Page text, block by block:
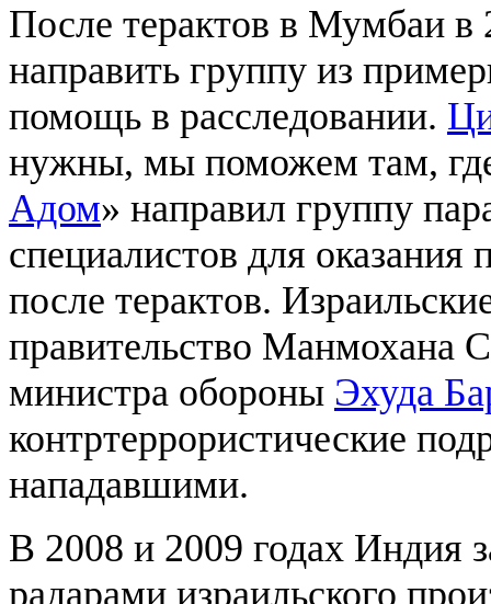
После терактов в Мумбаи в
направить группу из
помощь в расследовании.
нужны, мы поможем там,
Адом» направил группу
специалистов для
после терактов.
правительство Манмохана
министра обороны Эхуда
контртеррористические
нападавшими.
В 2008 и 2009 годах Индия
радарами израильского